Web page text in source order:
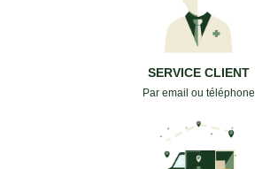
SERVICE CLIENT
Par email ou téléphone